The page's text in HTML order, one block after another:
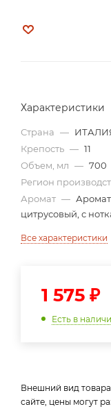
Характеристики
Страна —
Крепость — 11
Объем, мл — 700
Регион
Аромат —
цитрусовый, с
Все характеристики
1 575 ₽
Есть в
Внешний вид
сайте, цены могут